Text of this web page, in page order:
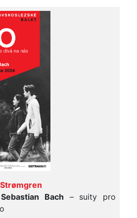
Sebastian Bach – suity pro